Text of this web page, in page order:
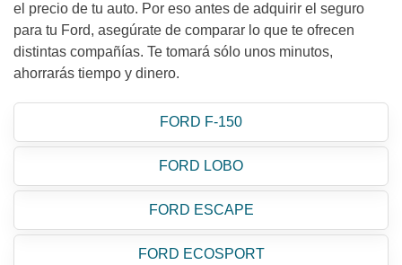
el precio de tu auto. Por eso antes de adquirir el seguro
para tu Ford, asegúrate de comparar lo que te ofrecen
distintas compañías. Te tomará sólo unos minutos,
ahorrarás tiempo y dinero.
FORD F-150
FORD LOBO
FORD ESCAPE
FORD ECOSPORT